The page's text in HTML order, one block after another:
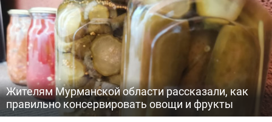
Жителям Мурманской области рассказали, как
правильно консервировать овощи и фрукты